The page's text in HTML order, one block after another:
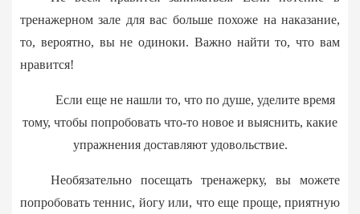
тренажерном зале для вас больше похоже на наказание,
то, вероятно, вы не одиноки. Важно найти то, что вам
нравится!
Если еще не нашли то, что по душе, уделите время
тому, чтобы попробовать что-то новое и выяснить, какие
упражнения доставляют удовольствие.
Необязательно посещать тренажерку, вы можете
попробовать теннис, йогу или, что еще проще, приятную